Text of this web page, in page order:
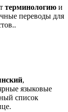
терминологию и
переводы для
,
языковые
список